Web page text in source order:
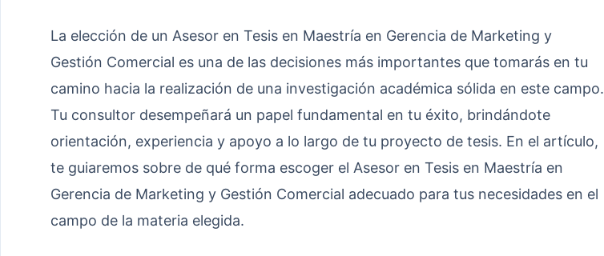
La elección de un Asesor en Tesis en Maestría en Gerencia de Marketing y
Gestión Comercial es una de las decisiones más importantes que tomarás en tu
camino hacia la realización de una investigación académica sólida en este campo.
Tu consultor desempeñará un papel fundamental en tu éxito, brindándote
orientación, experiencia y apoyo a lo largo de tu proyecto de tesis. En el artículo,
te guiaremos sobre de qué forma escoger el Asesor en Tesis en Maestría en
Gerencia de Marketing y Gestión Comercial adecuado para tus necesidades en el
campo de la materia elegida.